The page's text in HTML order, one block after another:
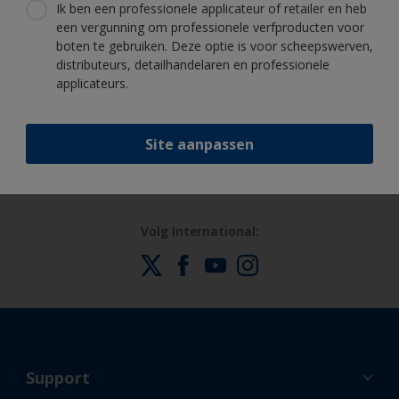
Ik ben een professionele applicateur of retailer en heb
een vergunning om professionele verfproducten voor
boten te gebruiken. Deze optie is voor scheepswerven,
distributeurs, detailhandelaren en professionele
applicateurs.
Site aanpassen
vertrouwen uw boot te schilderen
Profiteer van onze non-stop innovatie
Volg International:
Support